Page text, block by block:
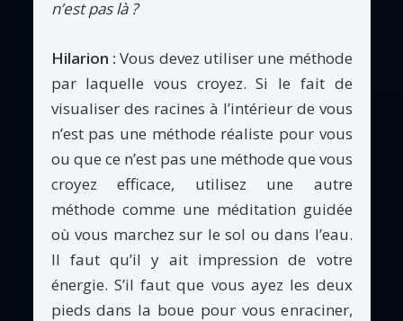
n’est pas là ?
Hilarion : Vous devez utiliser une méthode
par laquelle vous croyez. Si le fait de
visualiser des racines à l’intérieur de vous
n’est pas une méthode réaliste pour vous
ou que ce n’est pas une méthode que vous
croyez efficace, utilisez une autre
méthode comme une méditation guidée
où vous marchez sur le sol ou dans l’eau.
Il faut qu’il y ait impression de votre
énergie. S’il faut que vous ayez les deux
pieds dans la boue pour vous enraciner,